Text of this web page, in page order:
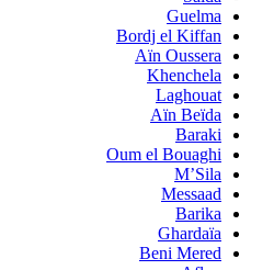
Guelma
Bordj el Kiffan
Aïn Oussera
Khenchela
Laghouat
Aïn Beïda
Baraki
Oum el Bouaghi
M’Sila
Messaad
Barika
Ghardaïa
Beni Mered